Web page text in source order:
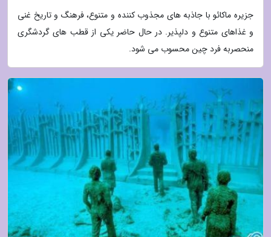
جزیره ماکائو با جاذبه های مجذوب کننده و متنوع، فرهنگ و تاریخ غنی
و غذاهای متنوع و دلپذیر. در حال حاضر یکی از قطب های گردشگری
منحصربه فرد چین محسوب می شود.